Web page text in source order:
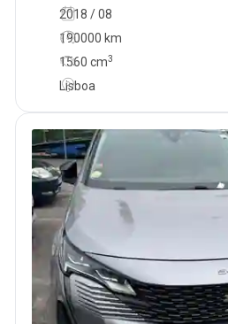
2018 / 08
190000 km
1560 cm3
Lisboa